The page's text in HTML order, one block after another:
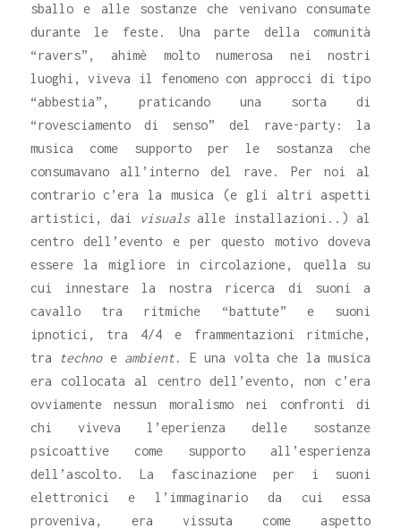
sballo e alle sostanze che venivano consumate
durante le feste. Una parte della comunità
“ravers”, ahimè molto numerosa nei nostri
luoghi, viveva il fenomeno con approcci di tipo
“abbestia”, praticando una sorta di
“rovesciamento di senso” del rave-party: la
musica come supporto per le sostanza che
consumavano all’interno del rave. Per noi al
contrario c’era la musica (e gli altri aspetti
artistici, dai
visualsalle installazioni..) al
centro dell’evento e per questo motivo doveva
essere la migliore in circolazione, quella su
cui innestare la nostra ricerca di suoni a
cavallo tra ritmiche “battute” e suoni
ipnotici, tra 4/4 e frammentazioni ritmiche,
tra
technoe ambient. E una volta che la musica
era collocata al centro dell’evento, non c’era
ovviamente nessun moralismo nei confronti di
chi viveva l’eperienza delle sostanze
psicoattive come supporto all’esperienza
dell’ascolto. La fascinazione per i suoni
elettronici e l’immaginario da cui essa
proveniva, era vissuta come aspetto